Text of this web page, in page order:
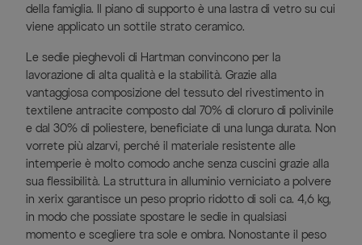
della famiglia. Il piano di supporto è una lastra di vetro su cui
viene applicato un sottile strato ceramico.
Le sedie pieghevoli di Hartman convincono per la
lavorazione di alta qualità e la stabilità. Grazie alla
vantaggiosa composizione del tessuto del rivestimento in
textilene antracite composto dal 70% di cloruro di polivinile
e dal 30% di poliestere, beneficiate di una lunga durata. Non
vorrete più alzarvi, perché il materiale resistente alle
intemperie è molto comodo anche senza cuscini grazie alla
sua flessibilità. La struttura in alluminio verniciato a polvere
in xerix garantisce un peso proprio ridotto di soli ca. 4,6 kg,
in modo che possiate spostare le sedie in qualsiasi
momento e scegliere tra sole e ombra. Nonostante il peso